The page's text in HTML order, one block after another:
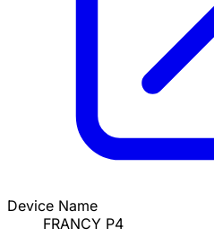
Device Name
FRANCY P4